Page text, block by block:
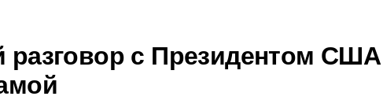
с Президентом США